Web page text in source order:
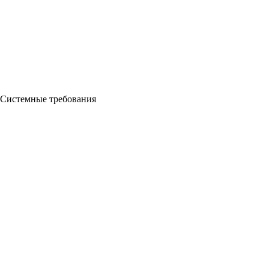
Системные требования